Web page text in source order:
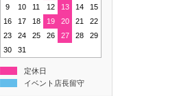
9
10 11 12 13 14
15
16
17 18 19 20 21
22
23
24 25 26 27 28
29
30
31
定休日
イベント店長留守